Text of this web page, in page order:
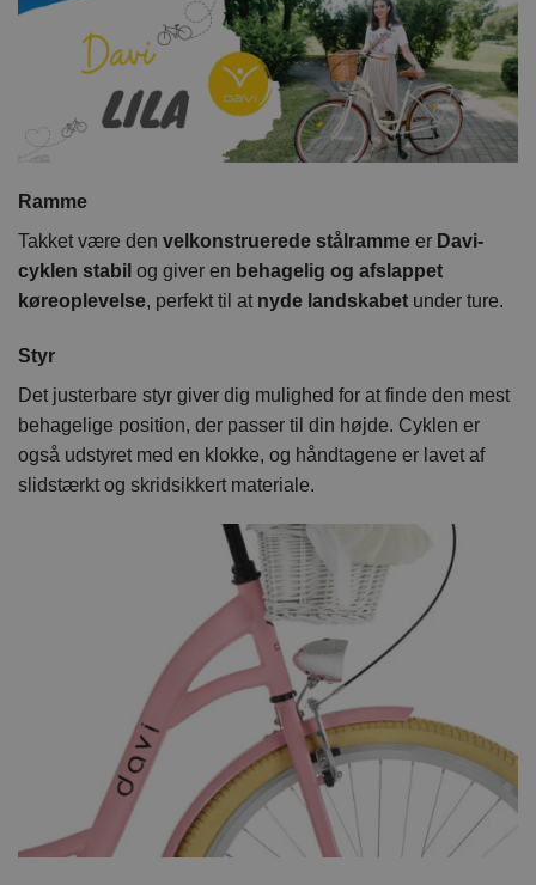
Ramme
Takket være den velkonstruerede stålramme er Davi-
cyklen stabil og giver en behagelig og afslappet
køreoplevelse, perfekt til at nyde landskabet under ture.
Styr
Det justerbare styr giver dig mulighed for at finde den mest
behagelige position, der passer til din højde. Cyklen er
også udstyret med en klokke, og håndtagene er lavet af
slidstærkt og skridsikkert materiale.